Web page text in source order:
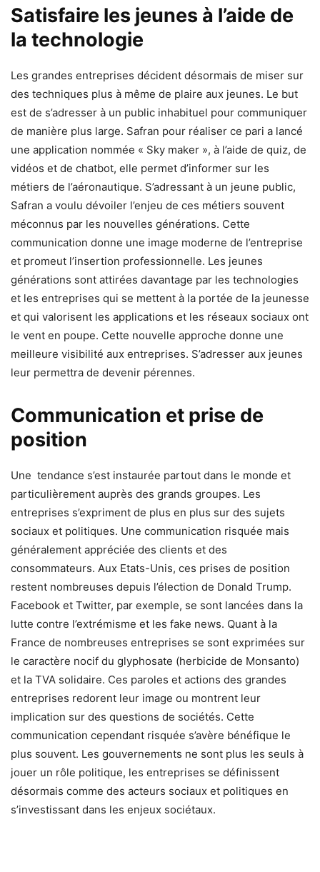
Satisfaire les jeunes à l’aide de
la technologie
Les grandes entreprises décident désormais de miser sur
des techniques plus à même de plaire aux jeunes. Le but
est de s’adresser à un public inhabituel pour communiquer
de manière plus large. Safran pour réaliser ce pari a lancé
une application nommée « Sky maker », à l’aide de quiz, de
vidéos et de chatbot, elle permet d’informer sur les
métiers de l’aéronautique. S’adressant à un jeune public,
Safran a voulu dévoiler l’enjeu de ces métiers souvent
méconnus par les nouvelles générations. Cette
communication donne une image moderne de l’entreprise
et promeut l’insertion professionnelle. Les jeunes
générations sont attirées davantage par les technologies
et les entreprises qui se mettent à la portée de la jeunesse
et qui valorisent les applications et les réseaux sociaux ont
le vent en poupe. Cette nouvelle approche donne une
meilleure visibilité aux entreprises. S’adresser aux jeunes
leur permettra de devenir pérennes.
Communication et prise de
position
Une tendance s’est instaurée partout dans le monde et
particulièrement auprès des grands groupes. Les
entreprises s’expriment de plus en plus sur des sujets
sociaux et politiques. Une communication risquée mais
généralement appréciée des clients et des
consommateurs. Aux Etats-Unis, ces prises de position
restent nombreuses depuis l’élection de Donald Trump.
Facebook et Twitter, par exemple, se sont lancées dans la
lutte contre l’extrémisme et les fake news. Quant à la
France de nombreuses entreprises se sont exprimées sur
le caractère nocif du glyphosate (herbicide de Monsanto)
et la TVA solidaire. Ces paroles et actions des grandes
entreprises redorent leur image ou montrent leur
implication sur des questions de sociétés. Cette
communication cependant risquée s’avère bénéfique le
plus souvent. Les gouvernements ne sont plus les seuls à
jouer un rôle politique, les entreprises se définissent
désormais comme des acteurs sociaux et politiques en
s’investissant dans les enjeux sociétaux.